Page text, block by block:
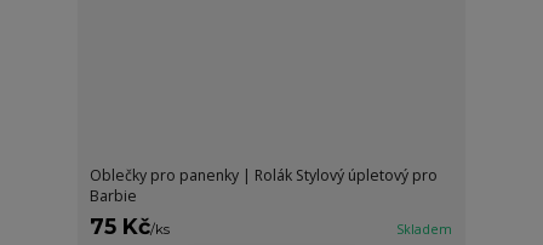
Oblečky pro panenky | Rolák Stylový úpletový pro
Barbie
75 Kč/ks Skladem